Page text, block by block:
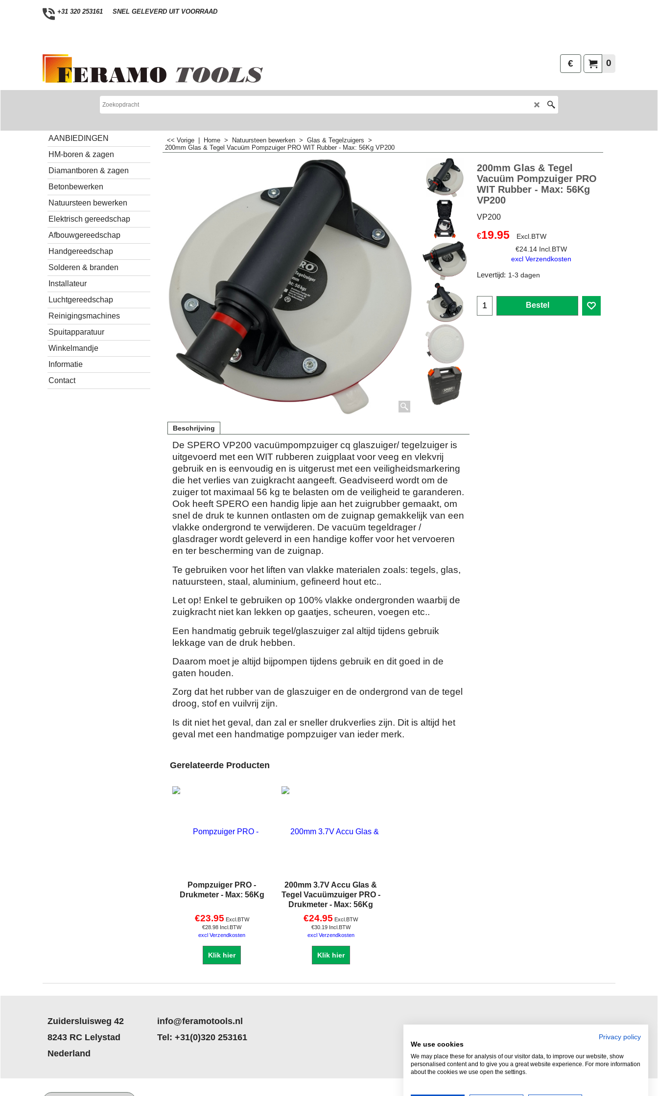
+31 320 253161 SNEL GELEVERD UIT VOORRAAD
0
€
AANBIEDINGEN
HM-boren & zagen
Diamantboren & zagen
Betonbewerken
Natuursteen bewerken
Elektrisch gereedschap
Afbouwgereedschap
Handgereedschap
Solderen & branden
Installateur
Luchtgereedschap
Reinigingsmachines
Spuitapparatuur
Winkelmandje
Informatie
Contact
<< Vorige Home > Natuursteen bewerken > Glas & Tegelzuigers >
200mm Glas & Tegel Vacuüm Pompzuiger PRO WIT Rubber - Max: 56Kg VP200
200mm Glas & Tegel
Vacuüm Pompzuiger PRO
WIT Rubber - Max: 56Kg
VP200
VP200
€19.95
Excl.BTW
€24.14 Incl.BTW
excl Verzendkosten
Levertijd: 1-3 dagen
Bestel
Beschrijving
De SPERO VP200 vacuümpompzuiger cq glaszuiger/ tegelzuiger is
uitgevoerd met een WIT rubberen zuigplaat voor veeg en vlekvrij
gebruik en is eenvoudig en is uitgerust met een veiligheidsmarkering
die het verlies van zuigkracht aangeeft. Geadviseerd wordt om de
zuiger tot maximaal 56 kg te belasten om de veiligheid te garanderen.
Ook heeft SPERO een handig lipje aan het zuigrubber gemaakt, om
snel de druk te kunnen ontlasten om de zuignap gemakkelijk van een
vlakke ondergrond te verwijderen. De vacuüm tegeldrager /
glasdrager wordt geleverd in een handige koffer voor het vervoeren
en ter bescherming van de zuignap.
Te gebruiken voor het liften van vlakke materialen zoals: tegels, glas,
natuursteen, staal, aluminium, gefineerd hout etc..
Let op! Enkel te gebruiken op 100% vlakke ondergronden waarbij de
zuigkracht niet kan lekken op gaatjes, scheuren, voegen etc..
Een handmatig gebruik tegel/glaszuiger zal altijd tijdens gebruik
lekkage van de druk hebben.
Daarom moet je altijd bijpompen tijdens gebruik en dit goed in de
gaten houden.
Zorg dat het rubber van de glaszuiger en de ondergrond van de tegel
droog, stof en vuilvrij zijn.
Is dit niet het geval, dan zal er sneller drukverlies zijn. Dit is altijd het
geval met een handmatige pompzuiger van ieder merk.
Gerelateerde Producten
Pompzuiger PRO -
Drukmeter - Max: 56Kg
€23.95 Excl.BTW
€28.98 Incl.BTW
excl Verzendkosten
Klik hier
200mm 3.7V Accu Glas &
Tegel Vacuümzuiger PRO -
Drukmeter - Max: 56Kg
€24.95 Excl.BTW
€30.19 Incl.BTW
excl Verzendkosten
Klik hier
Zuidersluisweg 42
8243 RC Lelystad
Nederland
info@feramotools.nl
Tel: +31(0)320 253161
Privacy policy
We use cookies
We may place these for analysis of our visitor data, to improve our website, show
personalised content and to give you a great website experience. For more information
about the cookies we use open the settings.